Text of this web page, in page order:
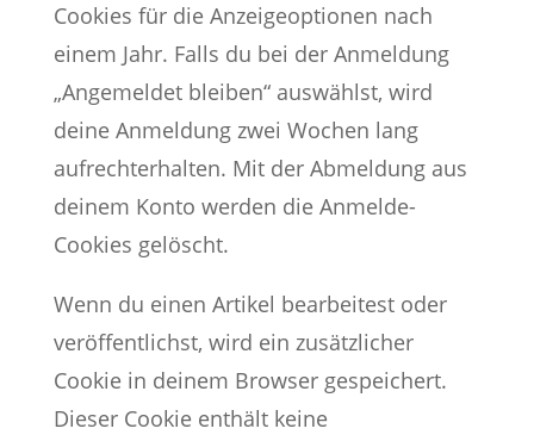
Cookies für die Anzeigeoptionen nach
einem Jahr. Falls du bei der Anmeldung
„Angemeldet bleiben“ auswählst, wird
deine Anmeldung zwei Wochen lang
aufrechterhalten. Mit der Abmeldung aus
deinem Konto werden die Anmelde-
Cookies gelöscht.
Wenn du einen Artikel bearbeitest oder
veröffentlichst, wird ein zusätzlicher
Cookie in deinem Browser gespeichert.
Dieser Cookie enthält keine